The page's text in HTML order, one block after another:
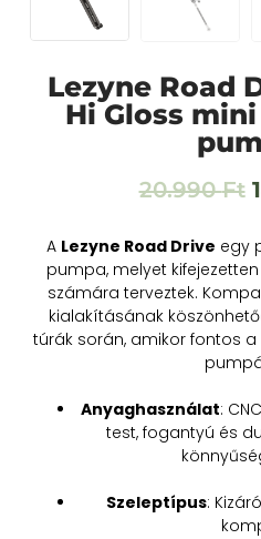
Lezyne Road
Hi Gloss
20.990Ft
A Lezyne Road Drive egy
pumpa, melyet
számára terveztek.
kialakításának
túrák során, amikor fontos
Anyaghasználat:
test, fogantyú és
Szeleptípus: